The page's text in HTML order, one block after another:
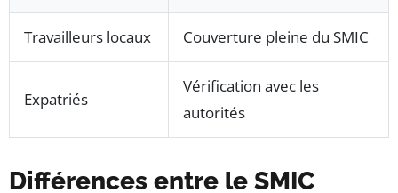
Travailleurs locaux Couverture pleine du SMIC
Expatriés
Vérification avec les
autorités
Différences entre le SMIC